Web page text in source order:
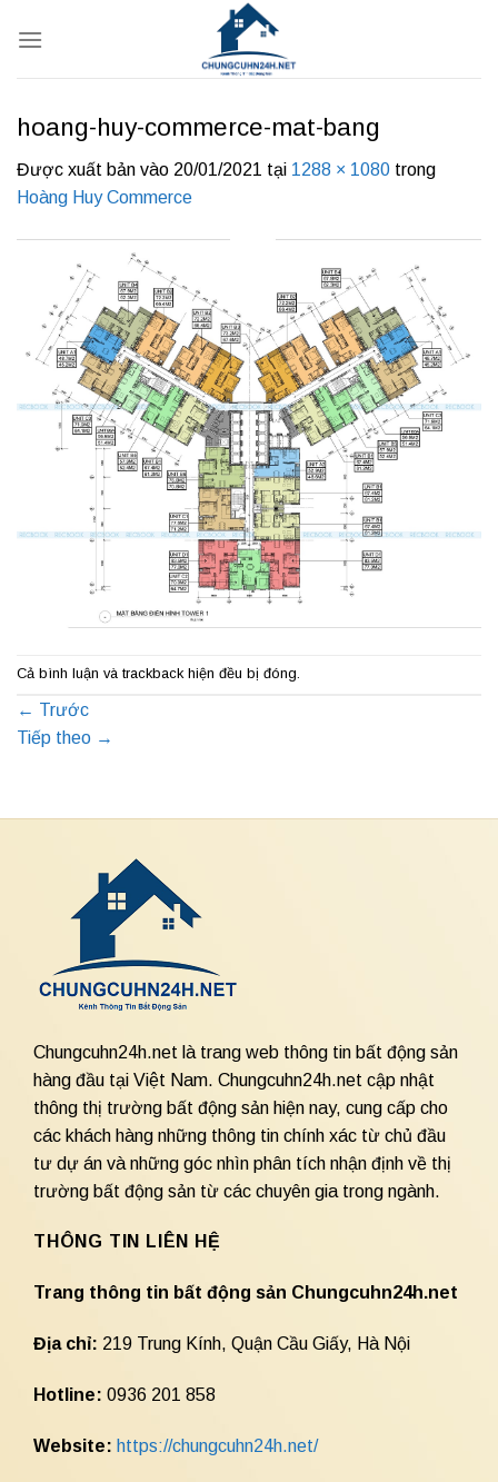
qua
hoang-huy-commerce-mat-bang
Được xuất bản vào 20/01/2021 tại 1288 × 1080 trong
Hoàng Huy Commerce
Cả bình luận và trackback hiện đều bị đóng.
← Trước
Tiếp theo →
Chungcuhn24h.net là trang web thông tin bất động sản
hàng đầu tại Việt Nam. Chungcuhn24h.net cập nhật
thông thị trường bất động sản hiện nay, cung cấp cho
các khách hàng những thông tin chính xác từ chủ đầu
tư dự án và những góc nhìn phân tích nhận định về thị
trường bất động sản từ các chuyên gia trong ngành.
THÔNG TIN LIÊN HỆ
Trang thông tin bất động sản Chungcuhn24h.net
Địa chỉ: 219 Trung Kính, Quận Cầu Giấy, Hà Nội
Hotline: 0936 201 858
Website: https://chungcuhn24h.net/